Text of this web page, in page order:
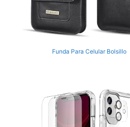
Funda Para Celular Bolsillo